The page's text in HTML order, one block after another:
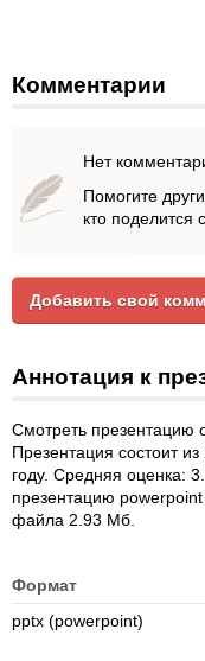
Комментарии
Нет
Помогите
кто поделится
Добавить свой
Аннотация к
Смотреть
Презентация состоит
году. Средняя оценка:
презентацию
файла 2.93 Мб.
Формат
pptx (powerpoint)